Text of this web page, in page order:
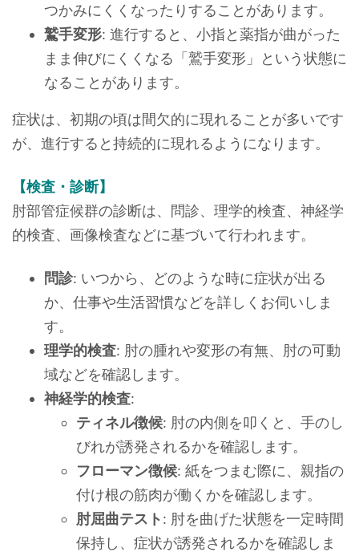
つかみにくくなったりすることがあります。
鷲手変形: 進行すると、小指と薬指が曲がった
まま伸びにくくなる「鷲手変形」という状態に
なることがあります。
症状は、初期の頃は間欠的に現れることが多いです
が、進行すると持続的に現れるようになります。
【検査・診断】
肘部管症候群の診断は、問診、理学的検査、神経学
的検査、画像検査などに基づいて行われます。
問診: いつから、どのような時に症状が出る
か、仕事や生活習慣などを詳しくお伺いしま
す。
理学的検査: 肘の腫れや変形の有無、肘の可動
域などを確認します。
神経学的検査:
ティネル徴候: 肘の内側を叩くと、手のし
びれが誘発されるかを確認します。
フローマン徴候: 紙をつまむ際に、親指の
付け根の筋肉が働くかを確認します。
肘屈曲テスト: 肘を曲げた状態を一定時間
保持し、症状が誘発されるかを確認しま